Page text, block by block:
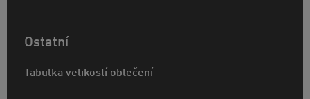
Ostatní
Tabulka velikostí oblečení